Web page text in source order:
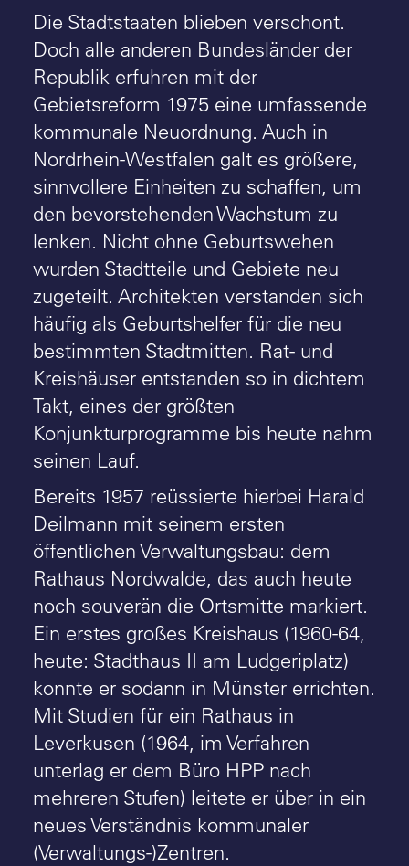
Die Stadtstaaten blieben verschont.
Doch alle anderen Bundesländer der
Republik erfuhren mit der
Gebietsreform 1975 eine umfassende
kommunale Neuordnung. Auch in
Nordrhein-Westfalen galt es größere,
sinnvollere Einheiten zu schaffen, um
den bevorstehenden Wachstum zu
lenken. Nicht ohne Geburtswehen
wurden Stadtteile und Gebiete neu
zugeteilt. Architekten verstanden sich
häufig als Geburtshelfer für die neu
bestimmten Stadtmitten. Rat- und
Kreishäuser entstanden so in dichtem
Takt, eines der größten
Konjunkturprogramme bis heute nahm
seinen Lauf.
Bereits 1957 reüssierte hierbei Harald
Deilmann mit seinem ersten
öffentlichen Verwaltungsbau: dem
Rathaus Nordwalde, das auch heute
noch souverän die Ortsmitte markiert.
Ein erstes großes Kreishaus (1960-64,
heute: Stadthaus II am Ludgeriplatz)
konnte er sodann in Münster errichten.
Mit Studien für ein Rathaus in
Leverkusen (1964, im Verfahren
unterlag er dem Büro HPP nach
mehreren Stufen) leitete er über in ein
neues Verständnis kommunaler
(Verwaltungs-)Zentren.